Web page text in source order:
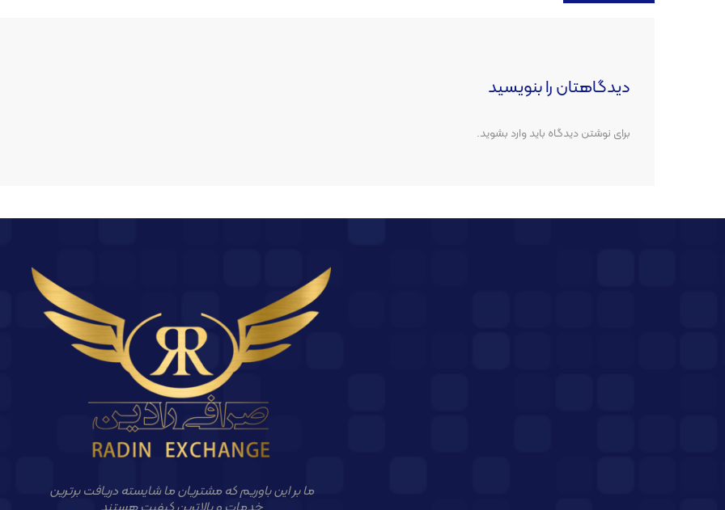
دیدگاهتان را بنویسید
برای نوشتن دیدگاه بایدوارد بشوید.
ما بر این باوریم که مشتریان ما شایسته دریافت برترین